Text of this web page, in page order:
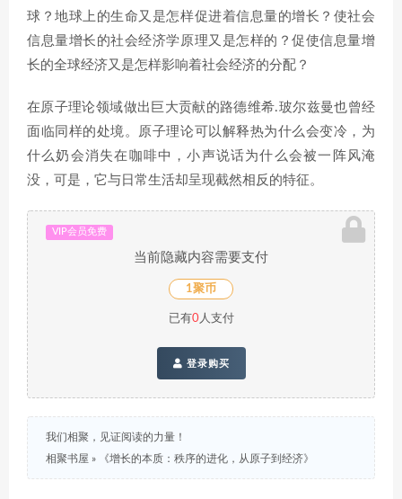
球？地球上的生命又是怎样促进着信息量的增长？使社会
信息量增长的社会经济学原理又是怎样的？促使信息量增
长的全球经济又是怎样影响着社会经济的分配？
在原子理论领域做出巨大贡献的路德维希.玻尔兹曼也曾经
面临同样的处境。原子理论可以解释热为什么会变冷，为
什么奶会消失在咖啡中，小声说话为什么会被一阵风淹
没，可是，它与日常生活却呈现截然相反的特征。
VIP会员免费
当前隐藏内容需要支付
1聚币
已有0人支付
登录购买
我们相聚，见证阅读的力量！
相聚书屋 » 《增长的本质：秩序的进化，从原子到经济》